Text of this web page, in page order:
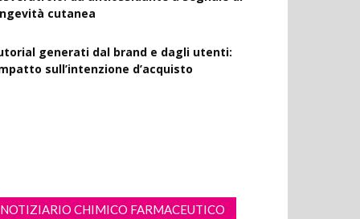
cutanea
generati dal brand e dagli utenti:
sull’intenzione d’acquisto
NOTIZIARIO CHIMICO FARMACEUTICO